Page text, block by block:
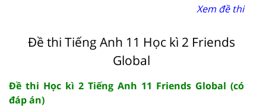
Xem đề thi
Đề thi Tiếng Anh 11 Học kì 2 Friends
Global
Đề thi Học kì 2 Tiếng Anh 11 Friends Global (có
đáp án)